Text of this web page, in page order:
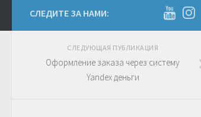
СЛЕДИТЕ ЗА НАМИ:
СЛЕДУЮЩАЯ ПУБЛИКАЦИЯ
Оформление заказа через систему
Yandex деньги